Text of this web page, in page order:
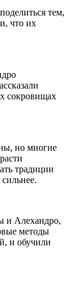
тем,
что их
сокровищах
но многие
традиции
и Алехандро,
методы
и обучили